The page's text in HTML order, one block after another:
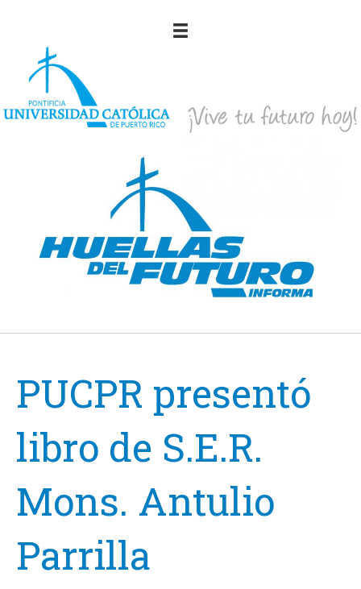
PUCPR presentó
libro de S.E.R.
Mons. Antulio
Parrilla